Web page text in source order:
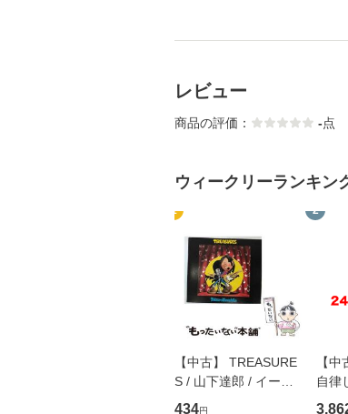
レビュー
商品の評価： -点
ウィークリーランキン
1
【中古】 TREASURE
S / 山下達郎 / イース
トウエスト・ジャパン
434円
2
【
自律
の看